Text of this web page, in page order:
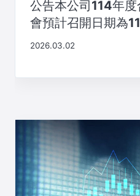
公告本公司114年
會預計召開日期為
2026.03.02